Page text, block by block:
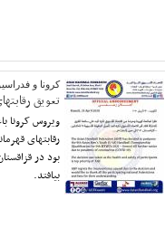
کرونا و
تعویق
ویروس کرونا
رقابتهای
بود در
بیافتد.